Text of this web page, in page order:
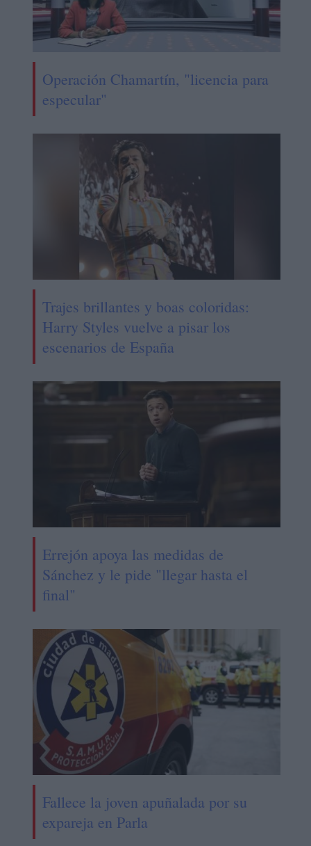
Operación Chamartín, "licencia para
especular"
Trajes brillantes y boas coloridas:
Harry Styles vuelve a pisar los
escenarios de España
Errejón apoya las medidas de
Sánchez y le pide "llegar hasta el
final"
Fallece la joven apuñalada por su
expareja en Parla